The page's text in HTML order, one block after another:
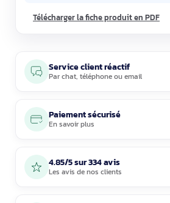
Télécharger la fiche produit en PDF
Service client réactif
Parchat, téléphoneouemail
Paiement sécurisé
En savoir plus
4.85/5 sur 334 avis
Les avis de nos clients